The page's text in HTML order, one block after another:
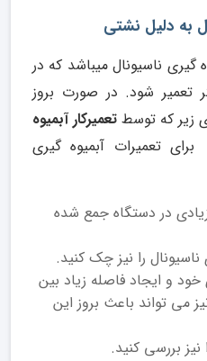
به دلیل نشتی
ناسیونال میباشد که در
تعمیر شود. در صورت بروز
زیر که توسط تعمیرکار آبمیوه
تعمیرات آبمیوه گیری
در دستگاه جمع شده
ناسیونال را نیز چک کنید.
و ایجاد فاصله زیاد بین
می تواند باعث بروز این
بررسی کنید.